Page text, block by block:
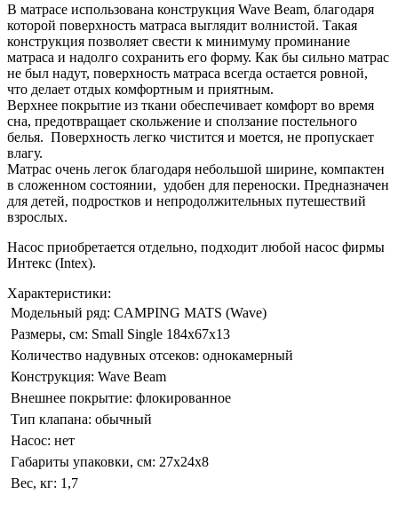
В матрасе использована конструкция Wave Beam, благодаря
которой поверхность матраса выглядит волнистой. Такая
конструкция позволяет свести к минимуму проминание
матраса и надолго сохранить его форму. Как бы сильно матрас
не был надут, поверхность матраса всегда остается ровной,
что делает отдых комфортным и приятным.
Верхнее покрытие из ткани обеспечивает комфорт во время
сна, предотвращает скольжение и сползание постельного
белья. Поверхность легко чистится и моется, не пропускает
влагу.
Матрас очень легок благодаря небольшой ширине, компактен
в сложенном состоянии, удобен для переноски. Предназначен
для детей, подростков и непродолжительных путешествий
взрослых.
Насос приобретается отдельно, подходит любой насос фирмы
Интекс (Intex).
Характеристики:
Модельный ряд: CAMPING MATS (Wave)
Размеры, см: Small Single 184х67х13
Количество надувных отсеков: однокамерный
Конструкция: Wave Beam
Внешнее покрытие: флокированное
Тип клапана: обычный
Насос: нет
Габариты упаковки, см: 27х24х8
Вес, кг: 1,7